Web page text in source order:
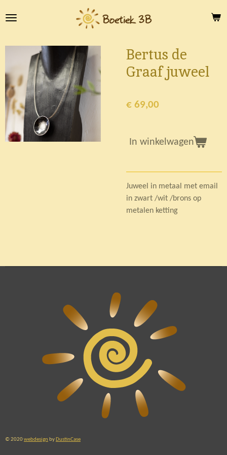
direct
de
hoofdinhoud
Bertus de
Graaf juweel
€ 69,00
In winkelwagen
Juweel in metaal met email
in zwart /wit /brons op
metalen ketting
© 2020webdesign byDustinCase